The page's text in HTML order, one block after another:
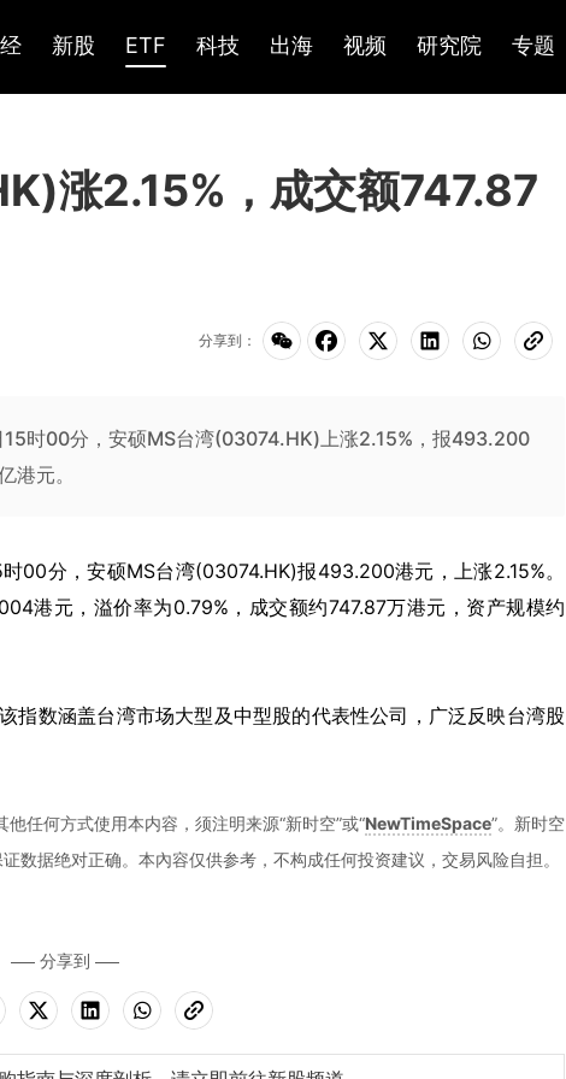
新股 ETF 科技 出海 视频 研究院 专题
涨2.15%，成交额747.87
分享到：
时00分，安硕MS台湾(03074.HK)上涨2.15%，报493.200
港元。
00分，安硕MS台湾(03074.HK)报493.200港元，上涨2.15%。
港元，溢价率为0.79%，成交额约747.87万港元，资产规模约
指数涵盖台湾市场大型及中型股的代表性公司，广泛反映台湾股
任何方式使用本内容，须注明来源“新时空”或“NewTimeSpace”。新时空
数据绝对正确。本內容仅供参考，不构成任何投资建议，交易风险自担。
分享到